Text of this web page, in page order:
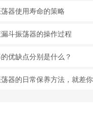
器使用寿命的策略
斗振荡器的操作过程
优缺点分别是什么？
器的日常保养方法，就差